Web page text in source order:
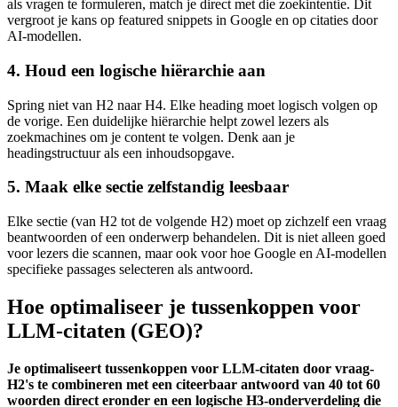
als vragen te formuleren, match je direct met die zoekintentie. Dit
vergroot je kans op featured snippets in Google en op citaties door
AI-modellen.
4. Houd een logische hiërarchie aan
Spring niet van H2 naar H4. Elke heading moet logisch volgen op
de vorige. Een duidelijke hiërarchie helpt zowel lezers als
zoekmachines om je content te volgen. Denk aan je
headingstructuur als een inhoudsopgave.
5. Maak elke sectie zelfstandig leesbaar
Elke sectie (van H2 tot de volgende H2) moet op zichzelf een vraag
beantwoorden of een onderwerp behandelen. Dit is niet alleen goed
voor lezers die scannen, maar ook voor hoe Google en AI-modellen
specifieke passages selecteren als antwoord.
Hoe optimaliseer je tussenkoppen voor
LLM-citaten (GEO)?
Je optimaliseert tussenkoppen voor LLM-citaten door vraag-
H2's te combineren met een citeerbaar antwoord van 40 tot 60
woorden direct eronder en een logische H3-onderverdeling die